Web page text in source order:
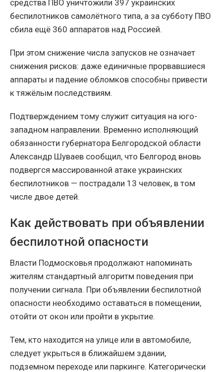
средства ПВО уничтожили 397 украинских
беспилотников самолётного типа, а за субботу ПВО
сбила ещё 360 аппаратов над Россией.
При этом снижение числа запусков не означает
снижения рисков: даже единичные прорвавшиеся
аппараты и падение обломков способны привести
к тяжёлым последствиям.
Подтверждением тому служит ситуация на юго-
западном направлении. Временно исполняющий
обязанности губернатора Белгородской области
Александр Шуваев сообщил, что Белгород вновь
подвергся массированной атаке украинских
беспилотников — пострадали 13 человек, в том
числе двое детей.
Как действовать при объявлении
беспилотной опасности
Власти Подмосковья продолжают напоминать
жителям стандартный алгоритм поведения при
получении сигнала. При объявлении беспилотной
опасности необходимо оставаться в помещении,
отойти от окон или пройти в укрытие.
Тем, кто находится на улице или в автомобиле,
следует укрыться в ближайшем здании,
подземном переходе или паркинге. Категорически